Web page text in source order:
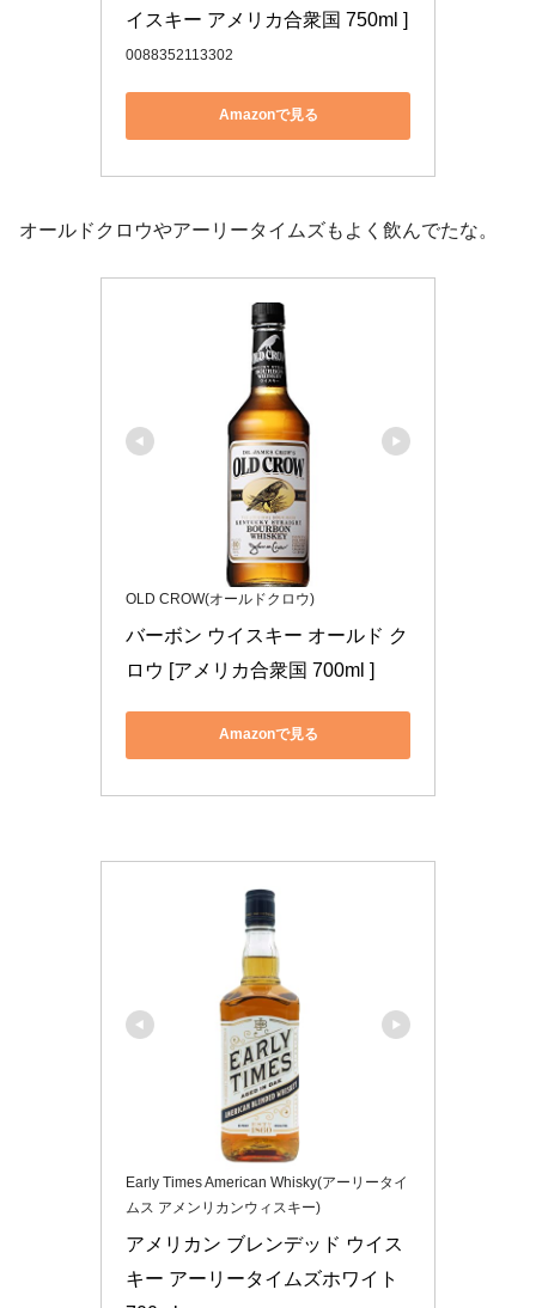
イスキー アメリカ合衆国 750ml ]
0088352113302
Amazonで見る
オールドクロウやアーリータイムズもよく飲んでたな。
OLD CROW(オールドクロウ)
バーボン ウイスキー オールド ク
ロウ [アメリカ合衆国 700ml ]
Amazonで見る
Early Times American Whisky(アーリータイ
ムス アメンリカンウィスキー)
アメリカン ブレンデッド ウイス
キー アーリータイムズホワイト